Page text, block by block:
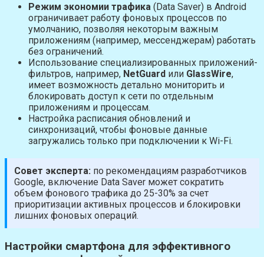
Режим экономии трафика (Data Saver) в Android
ограничивает работу фоновых процессов по
умолчанию, позволяя некоторым важным
приложениям (например, мессенджерам) работать
без ограничений.
Использование специализированных приложений-
фильтров, например, NetGuard или GlassWire,
имеет возможность детально мониторить и
блокировать доступ к сети по отдельным
приложениям и процессам.
Настройка расписания обновлений и
синхронизаций, чтобы фоновые данные
загружались только при подключении к Wi-Fi.
Совет эксперта: по рекомендациям разработчиков
Google, включение Data Saver может сократить
объем фонового трафика до 25-30% за счет
приоритизации активных процессов и блокировки
лишних фоновых операций.
Настройки смартфона для эффективного